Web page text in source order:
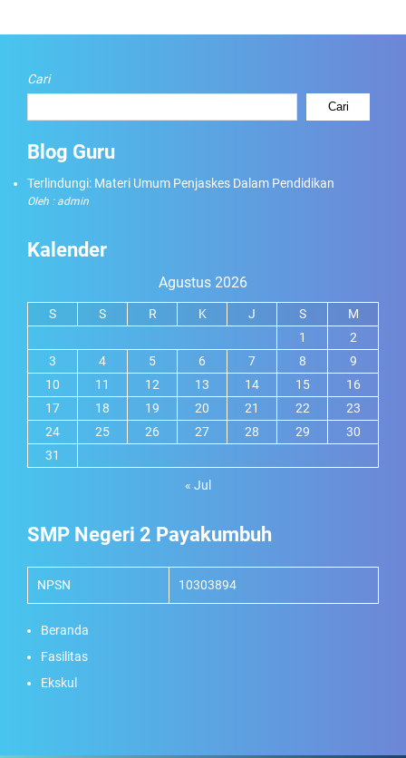
Cari
Cari
Blog Guru
Terlindungi: Materi Umum Penjaskes Dalam Pendidikan
Oleh : admin
Kalender
Agustus 2026
S S R K J S
M
1
2
3
4 5 6 7 8
9
10
11 12 13 14 15
16
17
18 19 20 21 22
23
24
25 26 27 28 29
30
31
« Jul
SMP Negeri 2 Payakumbuh
NPSN 10303894
Beranda
Fasilitas
Ekskul